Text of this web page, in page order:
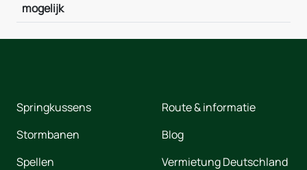
mogelijk
Springkussens
Stormbanen
Spellen
Route & informatie
Blog
Vermietung Deutschland